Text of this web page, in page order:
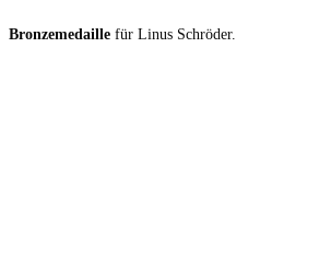
Bronzemedaille für Linus Schröder.